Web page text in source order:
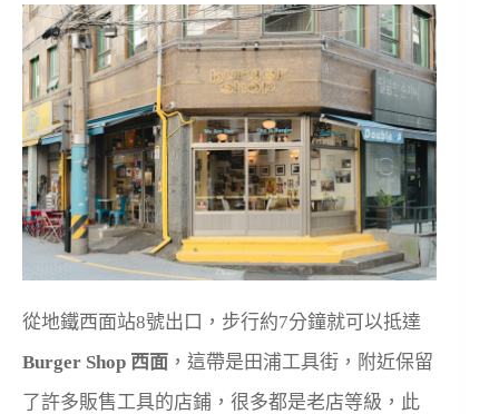
從地鐵西面站8號出口，步行約7分鐘就可以抵達
Burger Shop 西面 ，這帶是田浦工具街，附近保留
了許多販售工具的店鋪，很多都是老店等級，此